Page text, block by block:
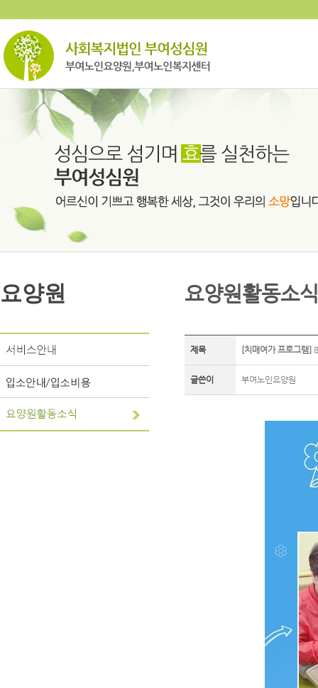
요양원 요양원활동소식
제목 [치매여가 프로그램]
글쓴이 부여노인요양원